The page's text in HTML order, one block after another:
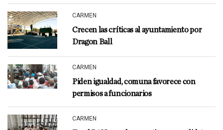
CARMEN
Crecen las críticas al ayuntamiento por
Dragon Ball
CARMEN
Piden igualdad, comuna favorece con
permisos a funcionarios
CARMEN